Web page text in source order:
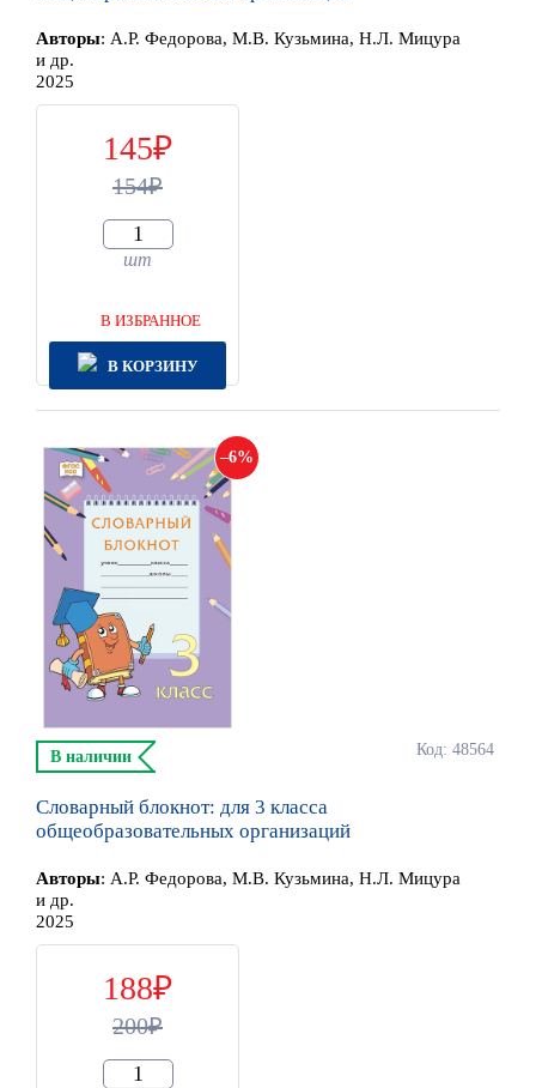
Авторы: А.Р. Федорова, М.В. Кузьмина, Н.Л. Мицура
и др.
2025
145
154
шт
В ИЗБРАННОЕ
В КОРЗИНУ
6
Код: 48564
В наличии
Словарный блокнот: для 3 класса
общеобразовательных организаций
Авторы: А.Р. Федорова, М.В. Кузьмина, Н.Л. Мицура
и др.
2025
188
200